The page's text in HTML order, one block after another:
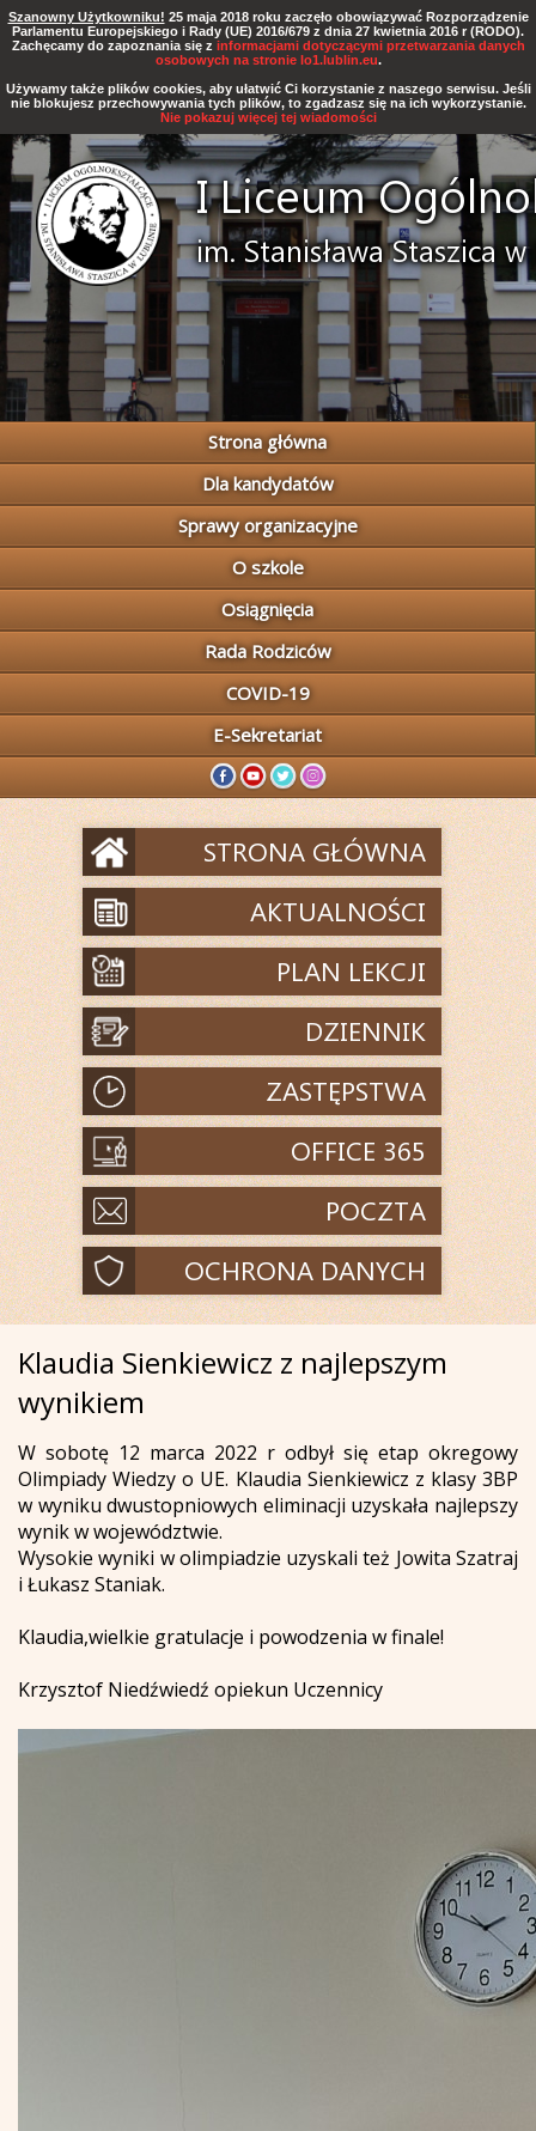
Szanowny Użytkowniku! 25 maja 2018 roku zaczęło obowiązywać Rozporządzenie
Parlamentu Europejskiego i Rady (UE) 2016/679 z dnia 27 kwietnia 2016 r (RODO).
Zachęcamy do zapoznania się z informacjami dotyczącymi przetwarzania danych
osobowych na stronie lo1.lublin.eu.
Używamy także plików cookies, aby ułatwić Ci korzystanie z naszego serwisu. Jeśli
nie blokujesz przechowywania tych plików, to zgadzasz się na ich wykorzystanie.
Nie pokazuj więcej tej wiadomości
Strona główna
Dla kandydatów
Sprawy organizacyjne
O szkole
Osiągnięcia
Rada Rodziców
COVID-19
E-Sekretariat
Klaudia Sienkiewicz z najlepszym
wynikiem
W sobotę 12 marca 2022 r odbył się etap okregowy
Olimpiady Wiedzy o UE. Klaudia Sienkiewicz z klasy 3BP
w wyniku dwustopniowych eliminacji uzyskała najlepszy
wynik w województwie.
Wysokie wyniki w olimpiadzie uzyskali też Jowita Szatraj
i Łukasz Staniak.
Klaudia,wielkie gratulacje i powodzenia w finale!
Krzysztof Niedźwiedź opiekun Uczennicy